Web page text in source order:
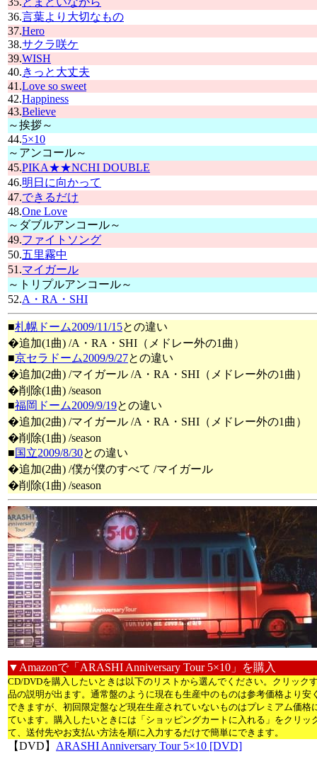
36.言葉より大切なもの
37.Hero
38.サクラ咲ケ
39.WISH
40.きっと大丈夫
41.Love so sweet
42.Happiness
43.Believe
～挨拶～
44.5×10
～アンコール～
45.PIKA★★NCHI DOUBLE
46.明日に向かって
47.できるだけ
48.One Love
～ダブルアンコール～
49.ファイトソング
50.五里霧中
51.マイガール
～トリプルアンコール～
52.A・RA・SHI
■札幌ドーム2009/11/15との違い
�追加(1曲) /A・RA・SHI（メドレー外の1曲）
■京セラドーム2009/9/27との違い
�追加(2曲) /マイガール /A・RA・SHI（メドレー外の1曲）
�削除(1曲) /season
■福岡ドーム2009/9/19との違い
�追加(2曲) /マイガール /A・RA・SHI（メドレー外の1曲）
�削除(1曲) /season
■国立2009/8/30との違い
�追加(2曲) /僕が僕のすべて /マイガール
�削除(1曲) /season
▼Amazonで「ARASHI Anniversary Tour 5×10」を購入
CD/DVDを購入したいときは以下のリストから選んでください。クリック
品の説明が出ます。通常盤のように現在も生産中のものは参考価格より安
できますが、初回限定盤など現在生産されていないものはプレミアム価格
ています。購入したいときには「ショッピングカートに入れる」をクリッ
て、送付先やお支払い方法を順に入力するだけで簡単にできます。
【DVD】 ARASHI Anniversary Tour 5×10 [DVD]